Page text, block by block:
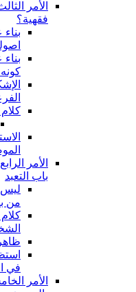
الأمر
فقهية؟
بناء
بناء
كلام
الأمر
باب التعبد
ليس
من
كلام
ظاهر
في
الأمر